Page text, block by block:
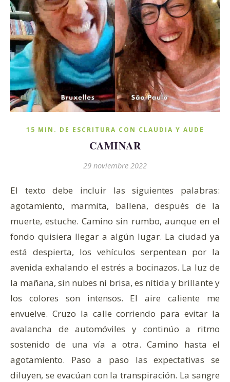
15 MIN. DE ESCRITURA CON CLAUDIA Y AUDE
CAMINAR
29 noviembre 2022
El texto debe incluir las siguientes palabras:
agotamiento, marmita, ballena, después de la
muerte, estuche. Camino sin rumbo, aunque en el
fondo quisiera llegar a algún lugar. La ciudad ya
está despierta, los vehículos serpentean por la
avenida exhalando el estrés a bocinazos. La luz de
la mañana, sin nubes ni brisa, es nítida y brillante y
los colores son intensos. El aire caliente me
envuelve. Cruzo la calle corriendo para evitar la
avalancha de automóviles y continúo a ritmo
sostenido de una vía a otra. Camino hasta el
agotamiento. Paso a paso las expectativas se
diluyen, se evacúan con la transpiración. La sangre